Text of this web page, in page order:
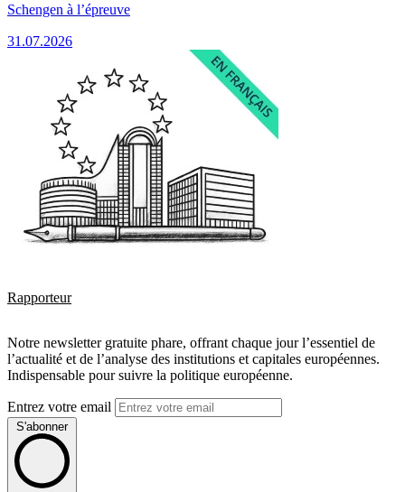
Schengen à l’épreuve
31.07.2026
Rapporteur
Notre newsletter gratuite phare, offrant chaque jour l’essentiel de
l’actualité et de l’analyse des institutions et capitales européennes.
Indispensable pour suivre la politique européenne.
Entrez votre email
S'abonner